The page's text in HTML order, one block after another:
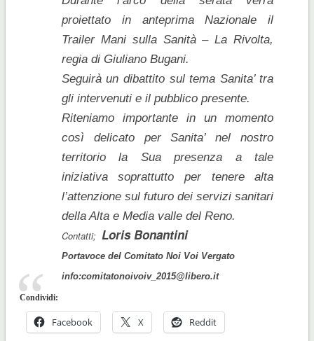
proiettato in anteprima Nazionale il
Trailer Mani sulla Sanità – La Rivolta,
regia di Giuliano Bugani.
Seguirà un dibattito sul tema Sanita’ tra
gli intervenuti e il pubblico presente.
Riteniamo importante in un momento
così delicato per Sanita’ nel nostro
territorio la Sua presenza a tale
iniziativa soprattutto per tenere alta
l’attenzione sul futuro dei servizi sanitari
della Alta e Media valle del Reno.
Contatti; Loris Bonantini
Portavoce del Comitato Noi Voi Vergato
info:comitatonoivoiv_2015@libero.it
Condividi:
Facebook X Reddit